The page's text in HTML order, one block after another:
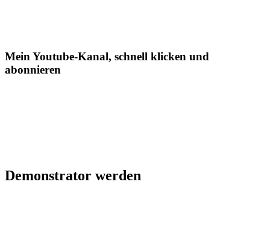
Mein Youtube-Kanal, schnell klicken und
abonnieren
Demonstrator werden